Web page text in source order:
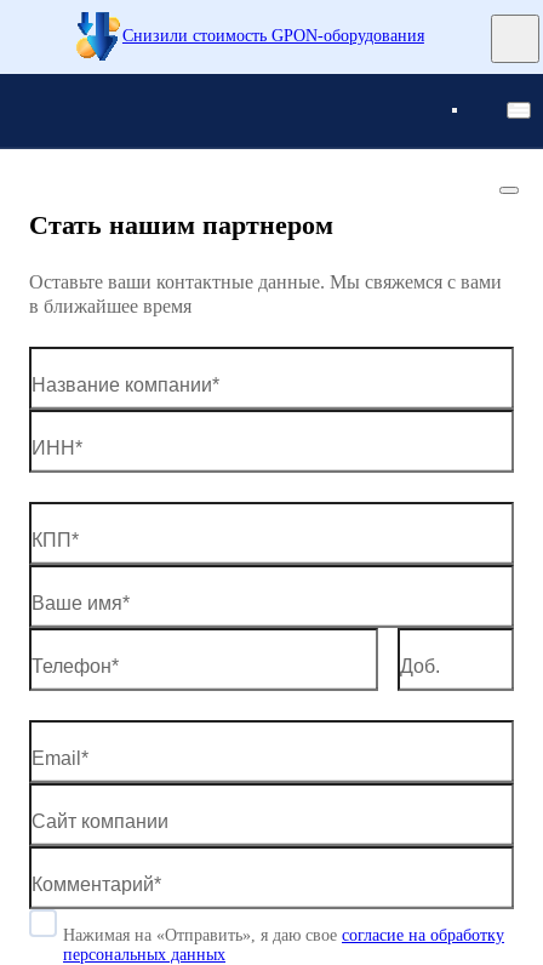
Понятно
Стать нашим партнером
Оставьте ваши контактные данные. Мы свяжемся с вами
в ближайшее время
Нажимая на «Отправить», я даю свое согласие на обработку
персональных данных
Снизили стоимость GPON-оборудования